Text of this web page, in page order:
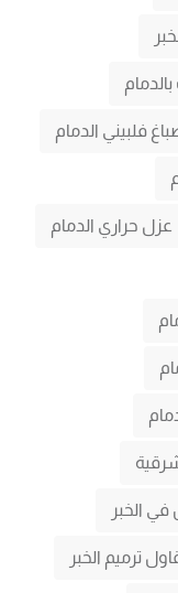
فلبيني الدمام
عزل حراري الدمام
الخبر
ترميم الخبر